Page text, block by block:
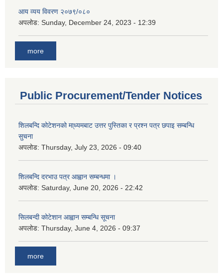
आय व्यय विवरण २०७९/०८०
अपलोड: Sunday, December 24, 2023 - 12:39
more
Public Procurement/Tender Notices
शिलबन्दि कोटेशनको मा्ध्यमबाट उत्तर पुस्तिका र प्रश्न पत्र छपाइ सम्बन्धि
सुचना
अपलोड: Thursday, July 23, 2026 - 09:40
शिलबन्दि दरभाउ पत्र आह्वान सम्बन्धमा ।
अपलोड: Saturday, June 20, 2026 - 22:42
सिलबन्दी कोटेशान आह्वान सम्बन्धि सूचना
अपलोड: Thursday, June 4, 2026 - 09:37
more